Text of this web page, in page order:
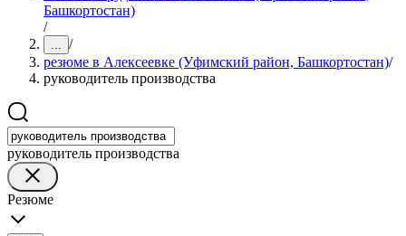
Башкортостан)
/
... /
резюме в Алексеевке (Уфимский район, Башкортостан)/
руководитель производства
руководитель производства
Резюме